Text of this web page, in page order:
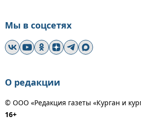
Мы в соцсетях
О редакции
© ООО «Редакция газеты «Курган и
16+